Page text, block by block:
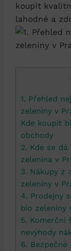
koupit
lahodné a
1. Přehled
zeleniny⁤ v
Kde koupit
obchody
2. Kde se
zelenina v
3. Nákupy z
zeleniny v
4. Prodejny⁢
bio⁢ zeleniny
5. Komerční
nevýhody
6.